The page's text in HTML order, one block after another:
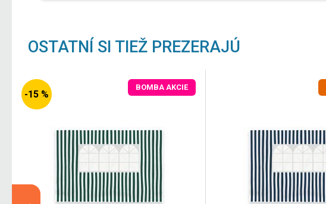
OSTATNÍ SI TIEŽ PREZERAJÚ
-15 %
BOMBA AKCIE